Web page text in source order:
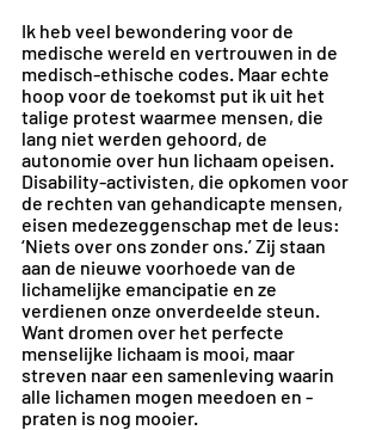
Ik heb veel bewondering voor de
medische wereld en vertrouwen in de
medisch-ethische codes. Maar echte
hoop voor de toekomst put ik uit het
talige protest waarmee mensen, die
lang niet werden gehoord, de
autonomie over hun lichaam opeisen.
Disability-activisten, die opkomen voor
de rechten van gehandicapte mensen,
eisen medezeggenschap met de leus:
‘Niets over ons zonder ons.’ Zij staan
aan de nieuwe voorhoede van de
lichamelijke emancipatie en ze
verdienen onze onverdeelde steun.
Want dromen over het perfecte
menselijke lichaam is mooi, maar
streven naar een samenleving waarin
alle lichamen mogen meedoen en -
praten is nog mooier.